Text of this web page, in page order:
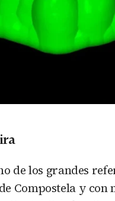
de los grandes
Compostela y